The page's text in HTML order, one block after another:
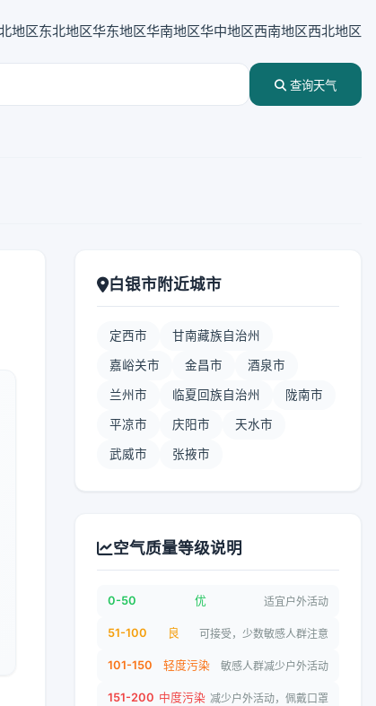
地区东北地区华东地区华南地区华中地区西南地区西北地区
查询天气
白银市附近城市
定西市 甘南藏族自治州
嘉峪关市 金昌市 酒泉市
兰州市 临夏回族自治州 陇南市
平凉市 庆阳市 天水市
武威市 张掖市
空气质量等级说明
0-50 优 适宜户外活动
51-100 良 可接受，少数敏感人群注意
101-150 轻度污染 敏感人群减少户外活动
151-200 中度污染 减少户外活动，佩戴口罩